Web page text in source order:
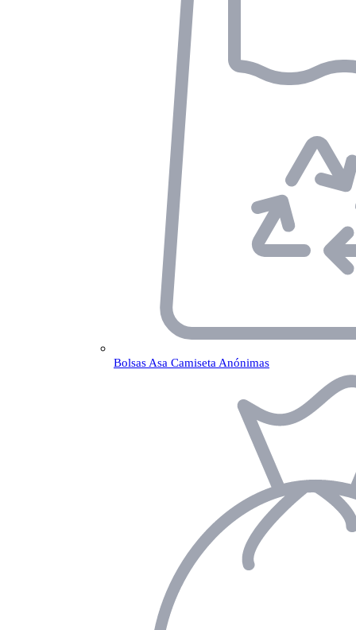
Bolsas Asa Camiseta Anónimas